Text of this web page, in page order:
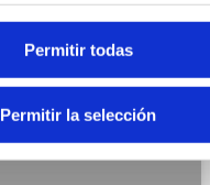
Permitir todas
Permitir la selección